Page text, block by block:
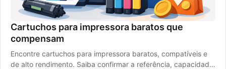
Cartuchos para impressora baratos que
compensam
Encontre cartuchos para impressora baratos, compatíveis e
de alto rendimento. Saiba confirmar a referência, capacidade